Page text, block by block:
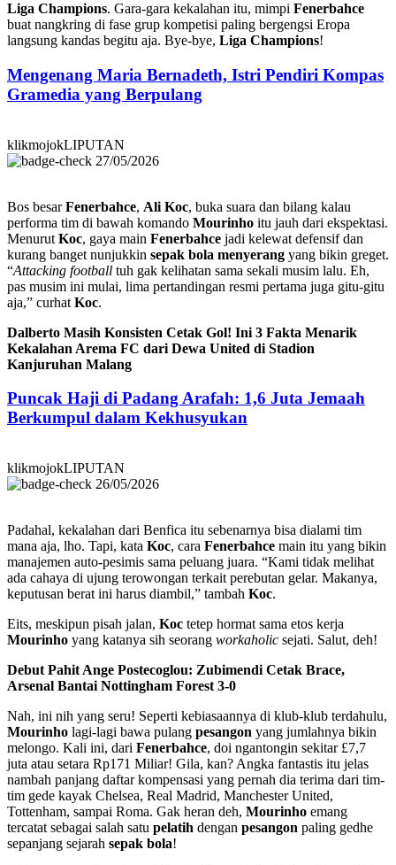
Liga Champions. Gara-gara kekalahan itu, mimpi Fenerbahce
buat nangkring di fase grup kompetisi paling bergengsi Eropa
langsung kandas begitu aja. Bye-bye, Liga Champions!
Mengenang Maria Bernadeth, Istri Pendiri Kompas
Gramedia yang Berpulang
klikmojokLIPUTAN
27/05/2026
Bos besarFenerbahce, Ali Koc, buka suara dan bilang kalau
performa tim di bawah komando Mourinho itu jauh dari ekspektasi.
Menurut Koc, gaya main Fenerbahce jadi kelewat defensif dan
kurang banget nunjukkin sepak bola menyerang yang bikin greget.
“Attacking football tuh gak kelihatan sama sekali musim lalu. Eh,
pas musim ini mulai, lima pertandingan resmi pertama juga gitu-gitu
aja,” curhat Koc.
Dalberto Masih Konsisten Cetak Gol! Ini 3 Fakta Menarik
Kekalahan Arema FC dari Dewa United di Stadion
Kanjuruhan Malang
Puncak Haji di Padang Arafah: 1,6 Juta Jemaah
Berkumpul dalam Kekhusyukan
klikmojokLIPUTAN
26/05/2026
Padahal, kekalahan dari Benfica itu sebenarnya bisa dialami tim
mana aja, lho. Tapi, kata Koc, cara Fenerbahce main itu yang bikin
manajemen auto-pesimis sama peluang juara. “Kami tidak melihat
ada cahaya di ujung terowongan terkait perebutan gelar. Makanya,
keputusan berat ini harus diambil,” tambah Koc.
Eits, meskipun pisah jalan, Koc tetep hormat sama etos kerja
Mourinho yang katanya sih seorang workaholic sejati. Salut, deh!
Debut Pahit Ange Postecoglou: Zubimendi Cetak Brace,
Arsenal Bantai Nottingham Forest 3-0
Nah, ini nih yang seru! Seperti kebiasaannya di klub-klub terdahulu,
Mourinho lagi-lagi bawa pulang pesangon yang jumlahnya bikin
melongo. Kali ini, dari Fenerbahce, doi ngantongin sekitar £7,7
juta atau setara Rp171 Miliar! Gila, kan? Angka fantastis itu jelas
nambah panjang daftar kompensasi yang pernah dia terima dari tim-
tim gede kayak Chelsea, Real Madrid, Manchester United,
Tottenham, sampai Roma. Gak heran deh, Mourinho emang
tercatat sebagai salah satu pelatih dengan pesangon paling gedhe
sepanjang sejarah sepak bola!